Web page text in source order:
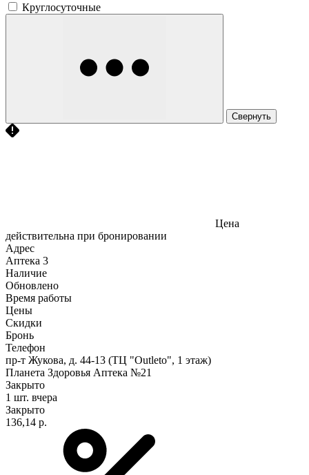
Круглосуточные
Свернуть
Цена
действительна при бронировании
Адрес
Аптека 3
Наличие
Обновлено
Время работы
Цены
Скидки
Бронь
Телефон
пр-т Жукова, д. 44-13 (ТЦ "Outleto", 1 этаж)
Планета Здоровья Аптека №21
Закрыто
1 шт. вчера
Закрыто
136,14 р.